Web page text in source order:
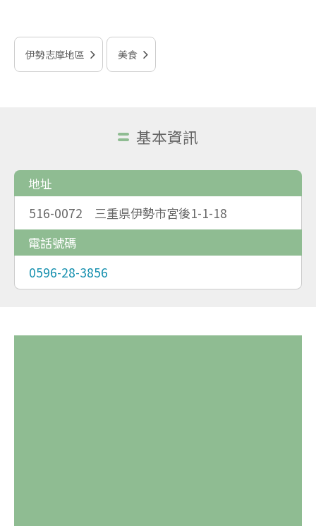
伊勢志摩地區 美食
基本資訊
地址
516-0072 三重県伊勢市宮後1-1-18
電話號碼
0596-28-3856